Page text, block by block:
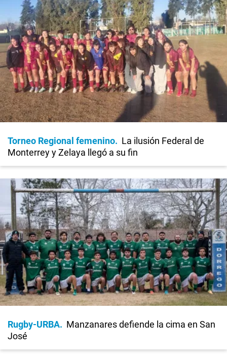
Torneo Regional femenino
La ilusión Federal de
Monterrey y Zelaya llegó a su fin
Rugby-URBA
Manzanares defiende la cima en San
José